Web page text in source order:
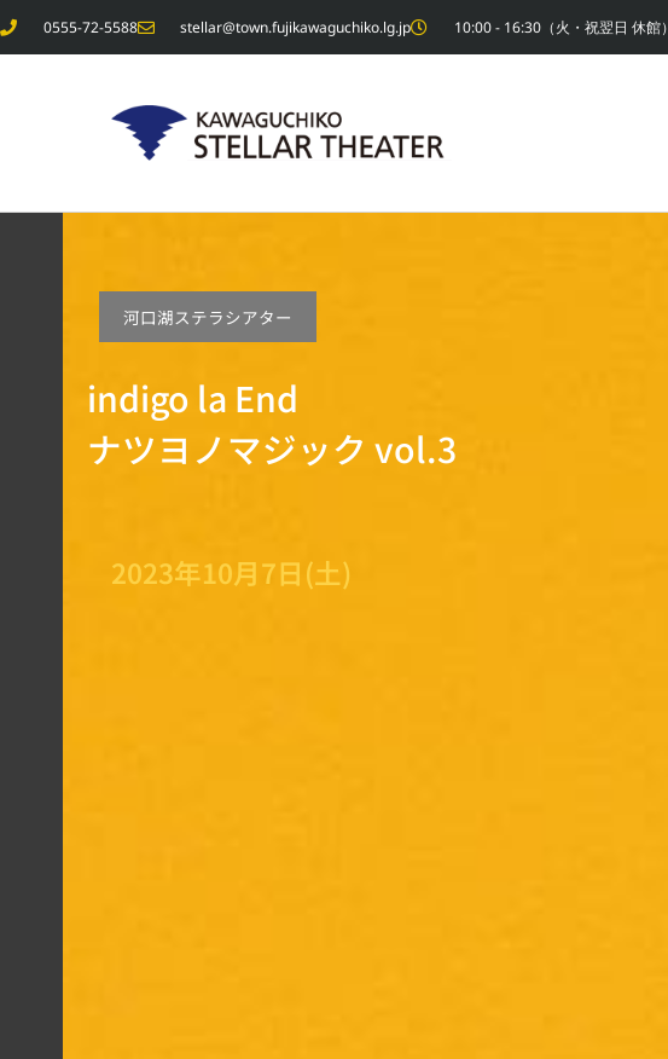
容
0555-72-5588 stellar@town.fujikawaguchiko.lg.jp 10:00 - 16:30（火・祝翌日 休館）
河口湖ステラシアター
indigo la End
ナツヨノマジック vol.3
2023年10月7日(土)